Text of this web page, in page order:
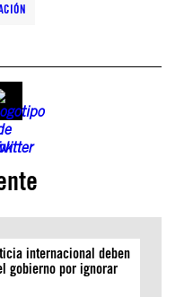
internacional deben
gobierno por ignorar